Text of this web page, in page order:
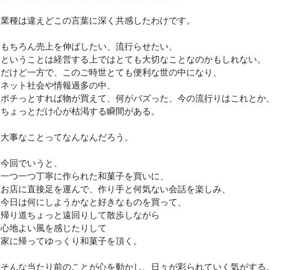
業種は違えどこの言葉に深く共感したわけです。
もちろん売上を伸ばしたい、流行らせたい、
ということは経営する上ではとても大切なことなのかもしれない。
だけど一方で、このご時世とても便利な世の中になり、
ネット社会や情報過多の中、
ポチっとすれば物が買えて、何がバズった、今の流行りはこれとか、
ちょっとだけ心が枯渇する瞬間がある。
大事なことってなんなんだろう。
今回でいうと、
一つ一つ丁寧に作られた和菓子を買いに、
お店に直接足を運んで、作り手と何気ない会話を楽しみ、
今日は何にしようかなと好きなものを買って、
帰り道ちょっと遠回りして散歩しながら
心地よい風を感じたりして
家に帰ってゆっくり和菓子を頂く。
そんな当たり前のことが心を動かし、日々が彩られていく気がする。